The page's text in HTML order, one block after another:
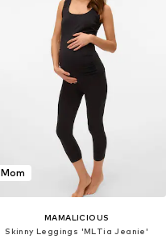
Mom
MAMALICIOUS
Skinny Leggings 'MLTia Jeanie'